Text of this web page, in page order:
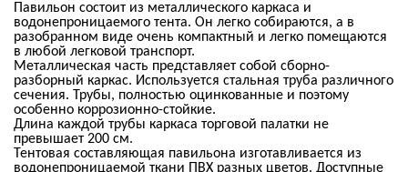
Павильон состоит из металлического каркаса и
водонепроницаемого тента. Он легко собираются, а в
разобранном виде очень компактный и легко помещаются
в любой легковой транспорт.
Металлическая часть представляет собой сборно-
разборный каркас. Используется стальная труба различного
сечения. Трубы, полностью оцинкованные и поэтому
особенно коррозионно-стойкие.
Длина каждой трубы каркаса торговой палатки не
превышает 200 см.
Тентовая составляющая павильона изготавливается из
водонепроницаемой ткани ПВХ разных цветов. Доступные